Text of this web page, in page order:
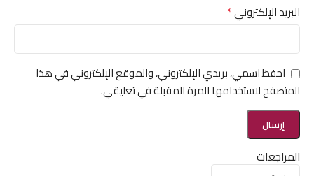
المراجعات
البريد الإلكتروني*
احفظ اسمي، بريدي الإلكتروني، والموقع الإلكتروني في هذا
المتصفح لاستخدامها المرة المقبلة في تعليقي.